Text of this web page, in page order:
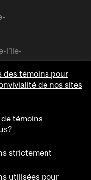
l’île-
des témoins pour
de nos sites
témoins
strictement
utilisées pour